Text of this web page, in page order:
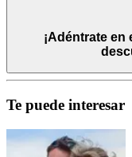
¡Adéntrate en
Te puede interesar